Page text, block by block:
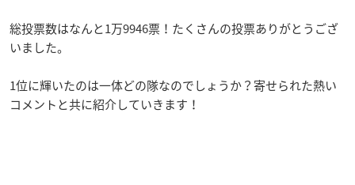
総投票数はなんと1万9946票！たくさんの投票ありがとうござ
いました。
1位に輝いたのは一体どの隊なのでしょうか？寄せられた熱い
コメントと共に紹介していきます！